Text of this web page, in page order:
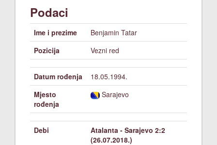
Podaci
Ime i prezime
Benjamin Tatar
Pozicija
Vezni red
Datum rođenja
18.05.1994.
Mjesto
rođenja
Sarajevo
Debi
Atalanta - Sarajevo 2:2
(26.07.2018.)